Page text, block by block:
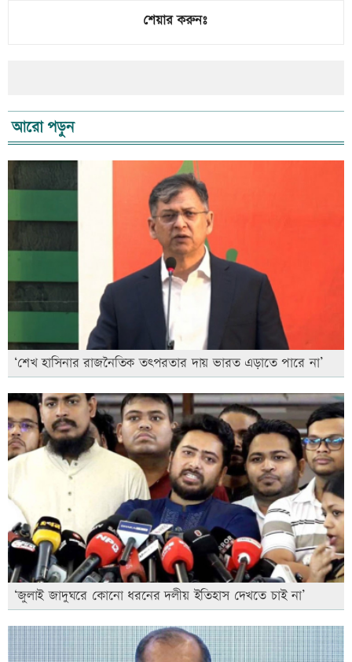
শেয়ার করুনঃ
আরো পড়ুন
‘শেখ হাসিনার রাজনৈতিক তৎপরতার দায় ভারত এড়াতে পারে না’
‘জুলাই জাদুঘরে কোনো ধরনের দলীয় ইতিহাস দেখতে চাই না’